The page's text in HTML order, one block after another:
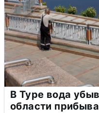
В Туре вода
области